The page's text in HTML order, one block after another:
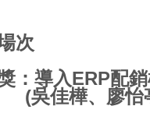
次
：導入ERP配
(吳佳樺、廖